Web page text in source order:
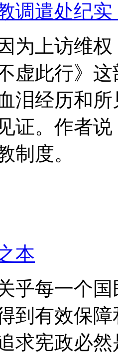
遣处纪实
为上访维
虚此行》
泪经历和
证。作者
制度。
本
乎每一个
到有效保
求宪政必